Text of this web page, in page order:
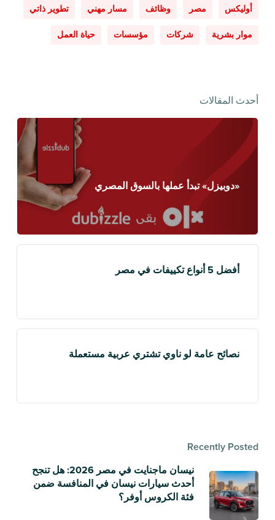
أوليكس مصر وظائف مسار مهني تطوير ذاتي
موار بشرية شركات مؤسسات حياة العمل
أحدث المقالات
«دوبيزل» تبدأ عملها بالسوق المصري
أفضل 5 أنواع تكييفات في مصر
نصائح عامة لو ناوي تشتري عربية مستعملة
Recently Posted
نيسان ماجنايت في مصر 2026: هل تنجح
أحدث سيارات نيسان في المنافسة ضمن
فئة الكروس أوفر؟